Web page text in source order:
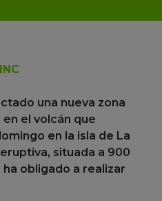
una nueva zona
el volcán que
en la isla de La
situada a 900
obligado a realizar